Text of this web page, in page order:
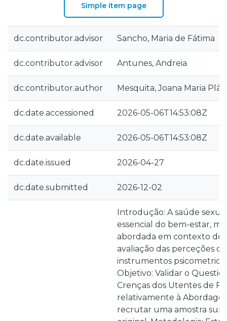
Simple item page
dc.contributor.advisor Sancho, Maria de Fátima
dc.contributor.advisor Antunes, Andreia
dc.contributor.author Mesquita, Joana Maria
dc.date.accessioned 2026-05-06T14:53:08Z
dc.date.available 2026-05-06T14:53:08Z
dc.date.issued 2026-04-27
dc.date.submitted 2026-12-02
Introdução: A saúde
essencial do bem-estar,
abordada em contexto de
avaliação das perceções
instrumentos
Objetivo: Validar o
Crenças dos Utentes de
relativamente à
recrutar uma amostra